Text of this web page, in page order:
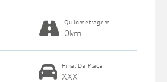
Quilometragem
0km
Final Da Placa
XXX